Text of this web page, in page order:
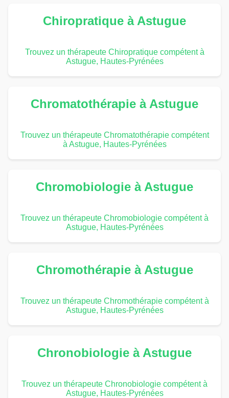
Chiropratique à Astugue
Trouvez un thérapeute Chiropratique compétent à
Astugue, Hautes-Pyrénées
Chromatothérapie à Astugue
Trouvez un thérapeute Chromatothérapie compétent
à Astugue, Hautes-Pyrénées
Chromobiologie à Astugue
Trouvez un thérapeute Chromobiologie compétent à
Astugue, Hautes-Pyrénées
Chromothérapie à Astugue
Trouvez un thérapeute Chromothérapie compétent à
Astugue, Hautes-Pyrénées
Chronobiologie à Astugue
Trouvez un thérapeute Chronobiologie compétent à
Astugue, Hautes-Pyrénées